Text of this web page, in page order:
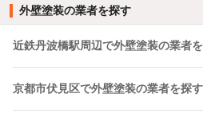
外壁塗装の業者を探す
近鉄丹波橋駅周辺で外壁塗装の業者
京都市伏見区で外壁塗装の業者を探す